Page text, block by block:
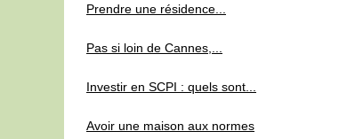
Prendre une résidence...
Pas si loin de Cannes,...
Investir en SCPI : quels sont...
Avoir une maison aux normes